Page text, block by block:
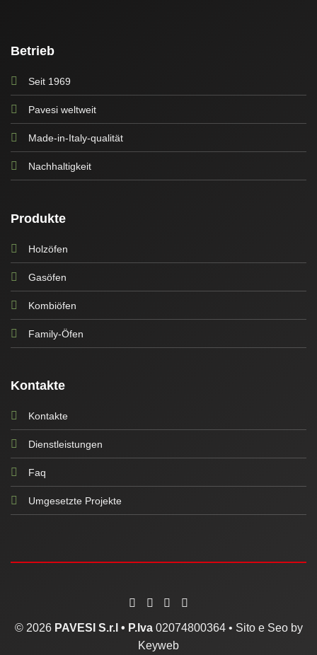
Betrieb
Seit 1969
Pavesi weltweit
Made-in-Italy-qualität
Nachhaltigkeit
Produkte
Holzöfen
Gasöfen
Kombiöfen
Family-Öfen
Kontakte
Kontakte
Dienstleistungen
Faq
Umgesetzte Projekte
© 2026 PAVESI S.r.l • P.Iva02074800364 • Sito e Seo by
Keyweb